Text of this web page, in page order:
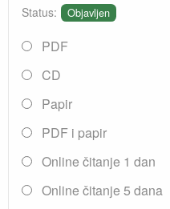
Status: Objavljen
PDF
CD
Papir
PDF i papir
Online čitanje 1 dan
Online čitanje 5 dana